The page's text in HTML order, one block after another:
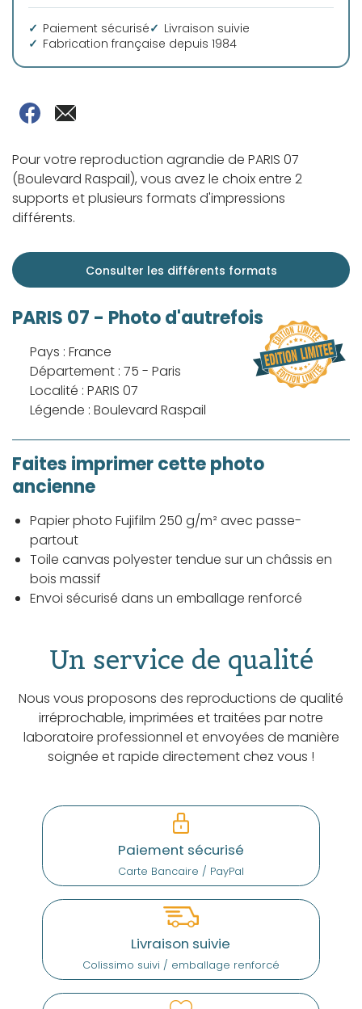
Paiement sécurisé
Livraison suivie
Fabrication française depuis 1984
Pour votre reproduction agrandie de PARIS 07
(Boulevard Raspail), vous avez le choix entre 2
supports et plusieurs formats d'impressions
différents.
Consulter les différents formats
PARIS 07 - Photo d'autrefois
Pays : France
Département : 75 - Paris
Localité : PARIS 07
Légende : Boulevard Raspail
Faites imprimer cette photo
ancienne
Papier photo Fujifilm 250 g/m² avec passe-
partout
Toile canvas polyester tendue sur un châssis en
bois massif
Envoi sécurisé dans un emballage renforcé
Un service de qualité
Nous vous proposons des reproductions de qualité
irréprochable, imprimées et traitées par notre
laboratoire professionnel et envoyées de manière
soignée et rapide directement chez vous !
Paiement sécurisé
Carte Bancaire / PayPal
Livraison suivie
Colissimo suivi / emballage renforcé